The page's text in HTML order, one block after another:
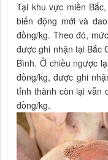
Tại khu vực miền Bắc,
biến động mới và
đồng/kg. Theo đó,
được ghi nhận tại Bắc
Bình. Ở chiều ngược
đồng/kg, được ghi
tỉnh thành còn lại vẫn
đồng/kg.